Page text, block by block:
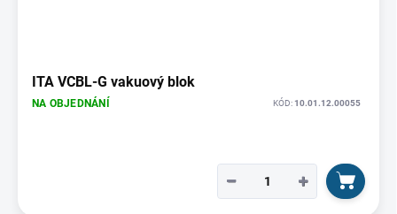
ITA VCBL-G vakuový blok
NA OBJEDNÁNÍ KÓD:10.01.12.00055
+
−